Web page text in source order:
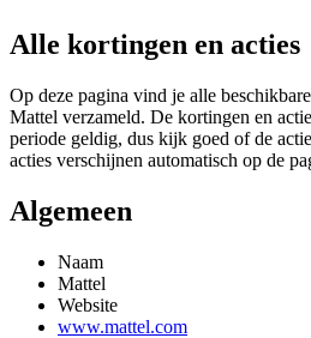
Alle kortingen en acties
Op deze pagina vind je alle
Mattel verzameld. De kortingen en
periode geldig, dus kijk goed of de
acties verschijnen automatisch op de
Algemeen
Naam
Mattel
Website
www.mattel.com